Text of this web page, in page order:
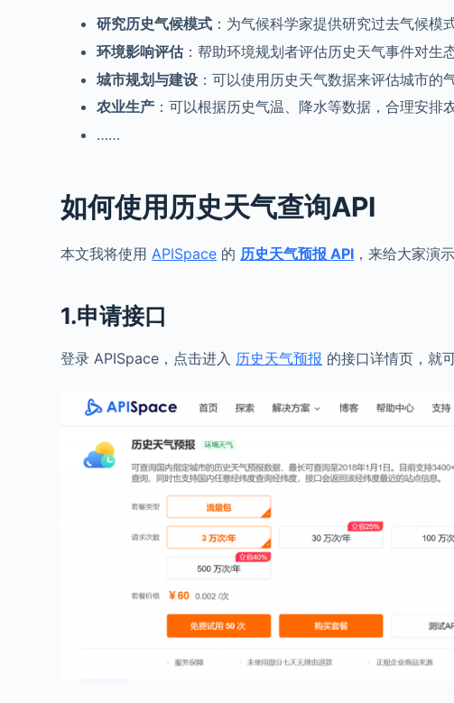
研究历史气候模式 ：为气候科学家提供研究过去气候模
环境影响评估：帮助环境规划者评估历史天气事件对生
城市规划与建设 ：可以使用历史天气数据来评估城市的
农业生产 ：可以根据历史气温、降水等数据，合理安排
……
如何使用历史天气查询API
本文我将使用APISpace 的 历史天气预报 API ，来给大家演
1.申请接口
登录 APISpace，点击进入 历史天气预报 的接口详情页，就